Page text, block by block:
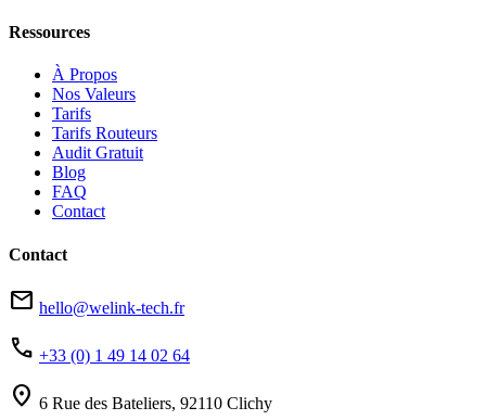
Ressources
À Propos
Nos Valeurs
Tarifs
Tarifs Routeurs
Audit Gratuit
Blog
FAQ
Contact
Contact
mail hello@welink-tech.fr
phone +33 (0) 1 49 14 02 64
location_on 6 Rue des Bateliers, 92110 Clichy